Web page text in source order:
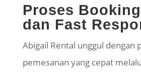
Proses
dan Fast
Abigail Rental unggul dengan
pemesanan yang cepat